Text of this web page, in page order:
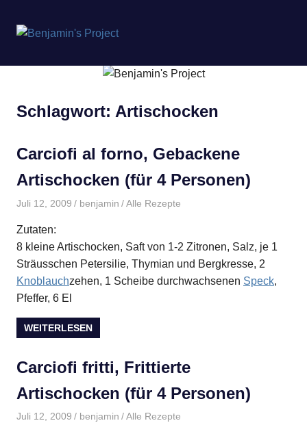
springen
Project
Schlagwort: Artischocken
Carciofi al forno, Gebackene
Artischocken (für 4 Personen)
Juli 12, 2009 benjamin Alle Rezepte
Zutaten:
8 kleine Artischocken, Saft von 1-2 Zitronen, Salz, je 1
Sträusschen Petersilie, Thymian und Bergkresse, 2
Knoblauchzehen, 1 Scheibe durchwachsenen Speck,
Pfeffer, 6 El
WEITERLESEN
Carciofi fritti, Frittierte
Artischocken (für 4 Personen)
Juli 12, 2009 benjamin Alle Rezepte